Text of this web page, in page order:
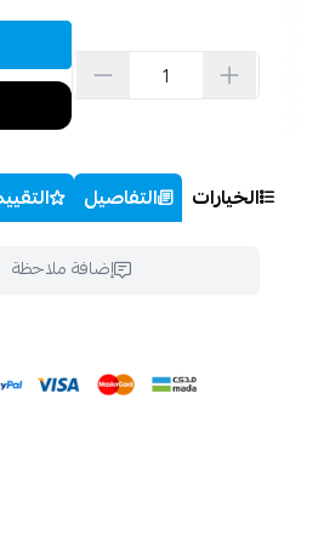
الخيارات التفاصيل
إضافة ملاحظة